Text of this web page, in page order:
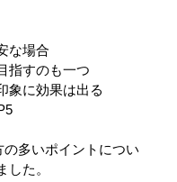
な場合
指すのも一つ
象に効果は出る
多いポイントについ
た。